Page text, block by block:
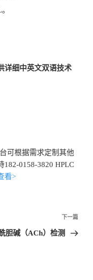
详细中英文双语技术
可根据需求定制其他
0158-3820 HPLC
看>
下一篇
胆碱（ACh）检测